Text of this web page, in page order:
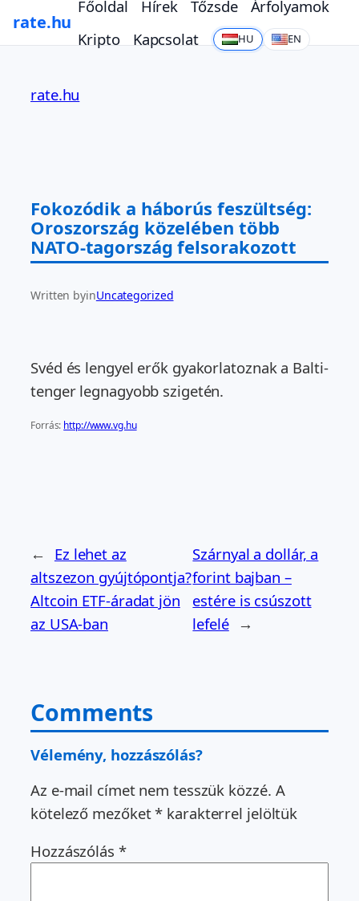
rate.hu
Főoldal Hírek Tőzsde
Árfolyamok
Kripto
Kapcsolat HU EN
tartalomhoz
rate.hu
Fokozódik a háborús feszültség:
Oroszország közelében több
NATO-tagország felsorakozott
Written byinUncategorized
Svéd és lengyel erők gyakorlatoznak a Balti-
tenger legnagyobb szigetén.
Forrás: http://www.vg.hu
← Ez lehet az
altszezon gyújtópontja?
Altcoin ETF-áradat jön
az USA-ban
Szárnyal a dollár, a
forint bajban –
estére is csúszott
lefelé →
Comments
Vélemény, hozzászólás?
Az e-mail címet nem tesszük közzé. A
kötelező mezőket* karakterrel jelöltük
Hozzászólás *